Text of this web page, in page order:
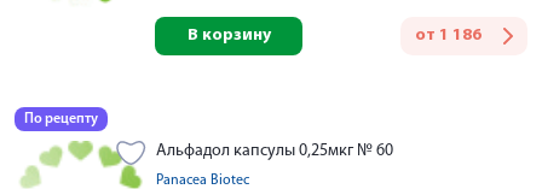
от 1 186
В корзину
По рецепту
Альфадол капсулы 0,25мкг № 60
Panacea Biotec